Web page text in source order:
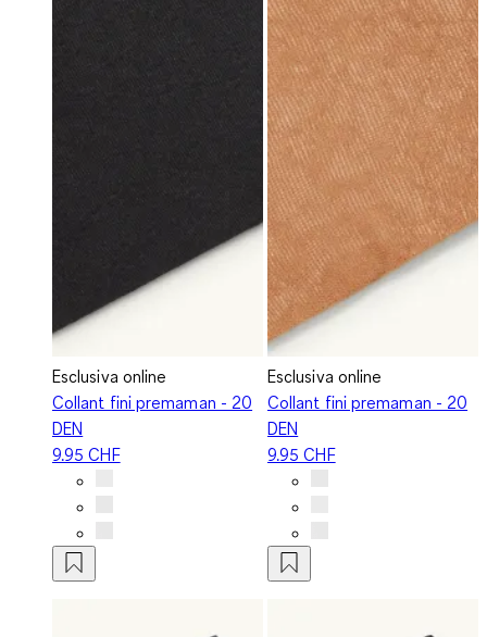
Esclusiva online
Collant fini premaman - 20
DEN
9.95 CHF
Esclusiva online
Collant fini premaman - 20
DEN
9.95 CHF